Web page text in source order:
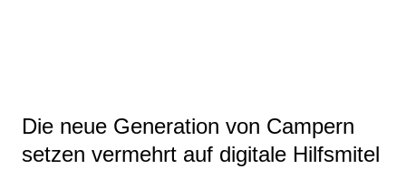
Die neue Generation von Campern
setzen vermehrt auf digitale Hilfsmitel